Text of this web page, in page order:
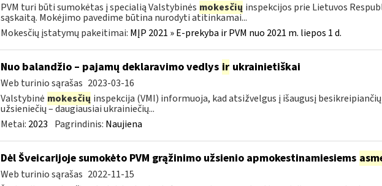
PVM turi būti sumokėtas į specialią Valstybinės mokesčių inspekcijos prie Lietuvos
sąskaitą. Mokėjimo pavedime būtina nurodyti atitinkamai...
Mokesčių įstatymų pakeitimai: MĮP 2021 » E-prekyba ir PVM nuo 2021 m. liepos 1 d.
Nuo balandžio – pajamų deklaravimo vedlys irukrainietiškai
Web turinio sąrašas 2023-03-16
Valstybinė mokesčių inspekcija (VMI) informuoja, kad atsižvelgus į išaugusį
užsieniečių – daugiausiai ukrainiečių...
Metai: 2023 Pagrindinis: Naujiena
Dėl Šveicarijoje sumokėto PVM grąžinimo užsienio apmokestinamiesiems
Web turinio sąrašas 2022-11-15